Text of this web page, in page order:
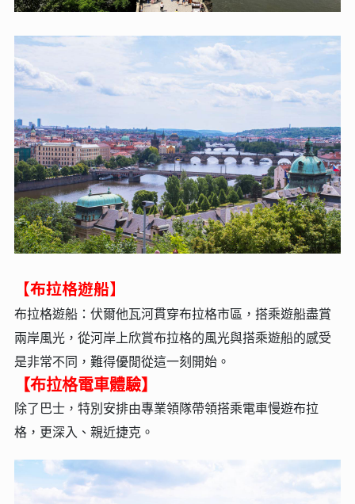
【布拉格遊船】
布拉格遊船：伏爾他瓦河貫穿布拉格市區，搭乘遊船盡賞
兩岸風光，從河岸上欣賞布拉格的風光與搭乘遊船的感受
是非常不同，難得優閒從這一刻開始。
【布拉格電車體驗】
除了巴士，特別安排由專業領隊帶領搭乘電車慢遊布拉
格，更深入、親近捷克。